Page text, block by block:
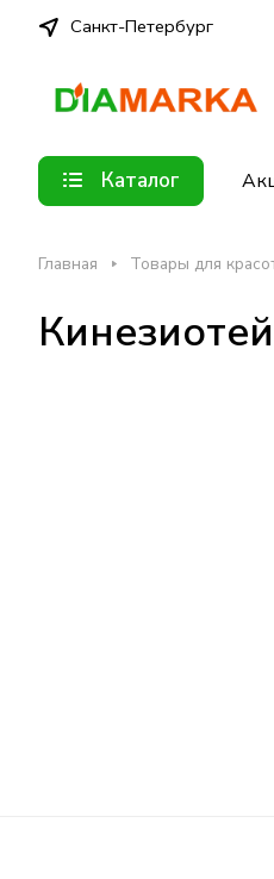
Санкт-Петербург
Каталог
Главная Товары для